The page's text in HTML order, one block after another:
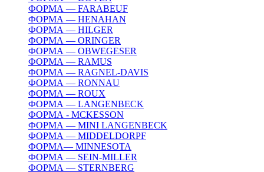
ФОРМА — FARABEUF
ФОРМА — HENAHAN
ФОРМА — HILGER
ФОРМА — ORINGER
ФОРМА — OBWEGESER
ФОРМА — RAMUS
ФОРМА — RAGNEL-DAVIS
ФОРМА — RONNAU
ФОРМА — ROUX
ФОРМА — LANGENBECK
ФОРМА - MCKESSON
ФОРМА — MINI LANGENBECK
ФОРМА — MIDDELDORPF
ФОРМА— MINNESOTA
ФОРМА — SEIN-MILLER
ФОРМА — STERNBERG